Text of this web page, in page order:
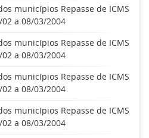
municípios Repasse de ICMS
02 a 08/03/2004
municípios Repasse de ICMS
02 a 08/03/2004
municípios Repasse de ICMS
02 a 08/03/2004
municípios Repasse de ICMS
02 a 08/03/2004